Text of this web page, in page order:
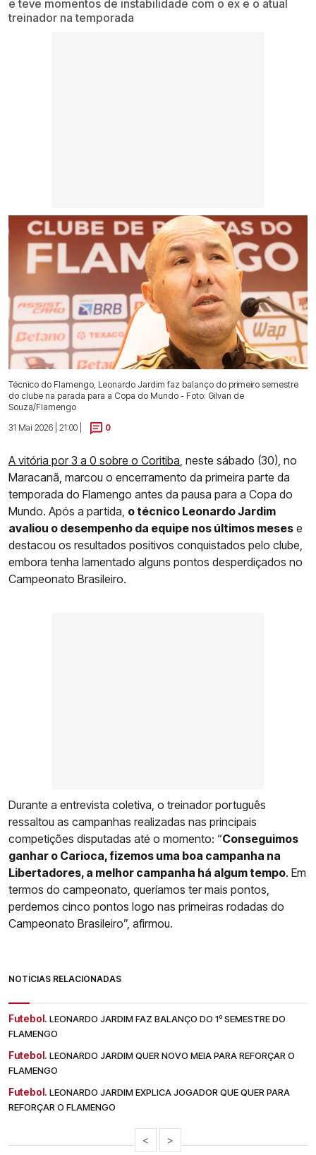
e teve momentos de instabilidade com o ex e o atual
treinador na temporada
Técnico do Flamengo, Leonardo Jardim faz balanço do primeiro semestre
do clube na parada para a Copa do Mundo - Foto: Gilvan de
Souza/Flamengo
31 Mai 2026 | 21:00 |
0
A vitória por 3 a 0 sobre o Coritiba , neste sábado (30), no
Maracanã, marcou o encerramento da primeira parte da
temporada do Flamengo antes da pausa para a Copa do
Mundo. Após a partida, o técnico Leonardo Jardim
avaliou o desempenho da equipe nos últimos meses e
destacou os resultados positivos conquistados pelo clube,
embora tenha lamentado alguns pontos desperdiçados no
Campeonato Brasileiro.
Durante a entrevista coletiva, o treinador português
ressaltou as campanhas realizadas nas principais
competições disputadas até o momento: “Conseguimos
ganhar o Carioca, fizemos uma boa campanha na
Libertadores, a melhor campanha há algum tempo. Em
termos do campeonato, queríamos ter mais pontos,
perdemos cinco pontos logo nas primeiras rodadas do
Campeonato Brasileiro”, afirmou.
NOTÍCIAS RELACIONADAS
Futebol. LEONARDO JARDIM FAZ BALANÇO DO 1º SEMESTRE DO
FLAMENGO
Futebol. LEONARDO JARDIM QUER NOVO MEIA PARA REFORÇAR O
FLAMENGO
Futebol. LEONARDO JARDIM EXPLICA JOGADOR QUE QUER PARA
REFORÇAR O FLAMENGO
< >